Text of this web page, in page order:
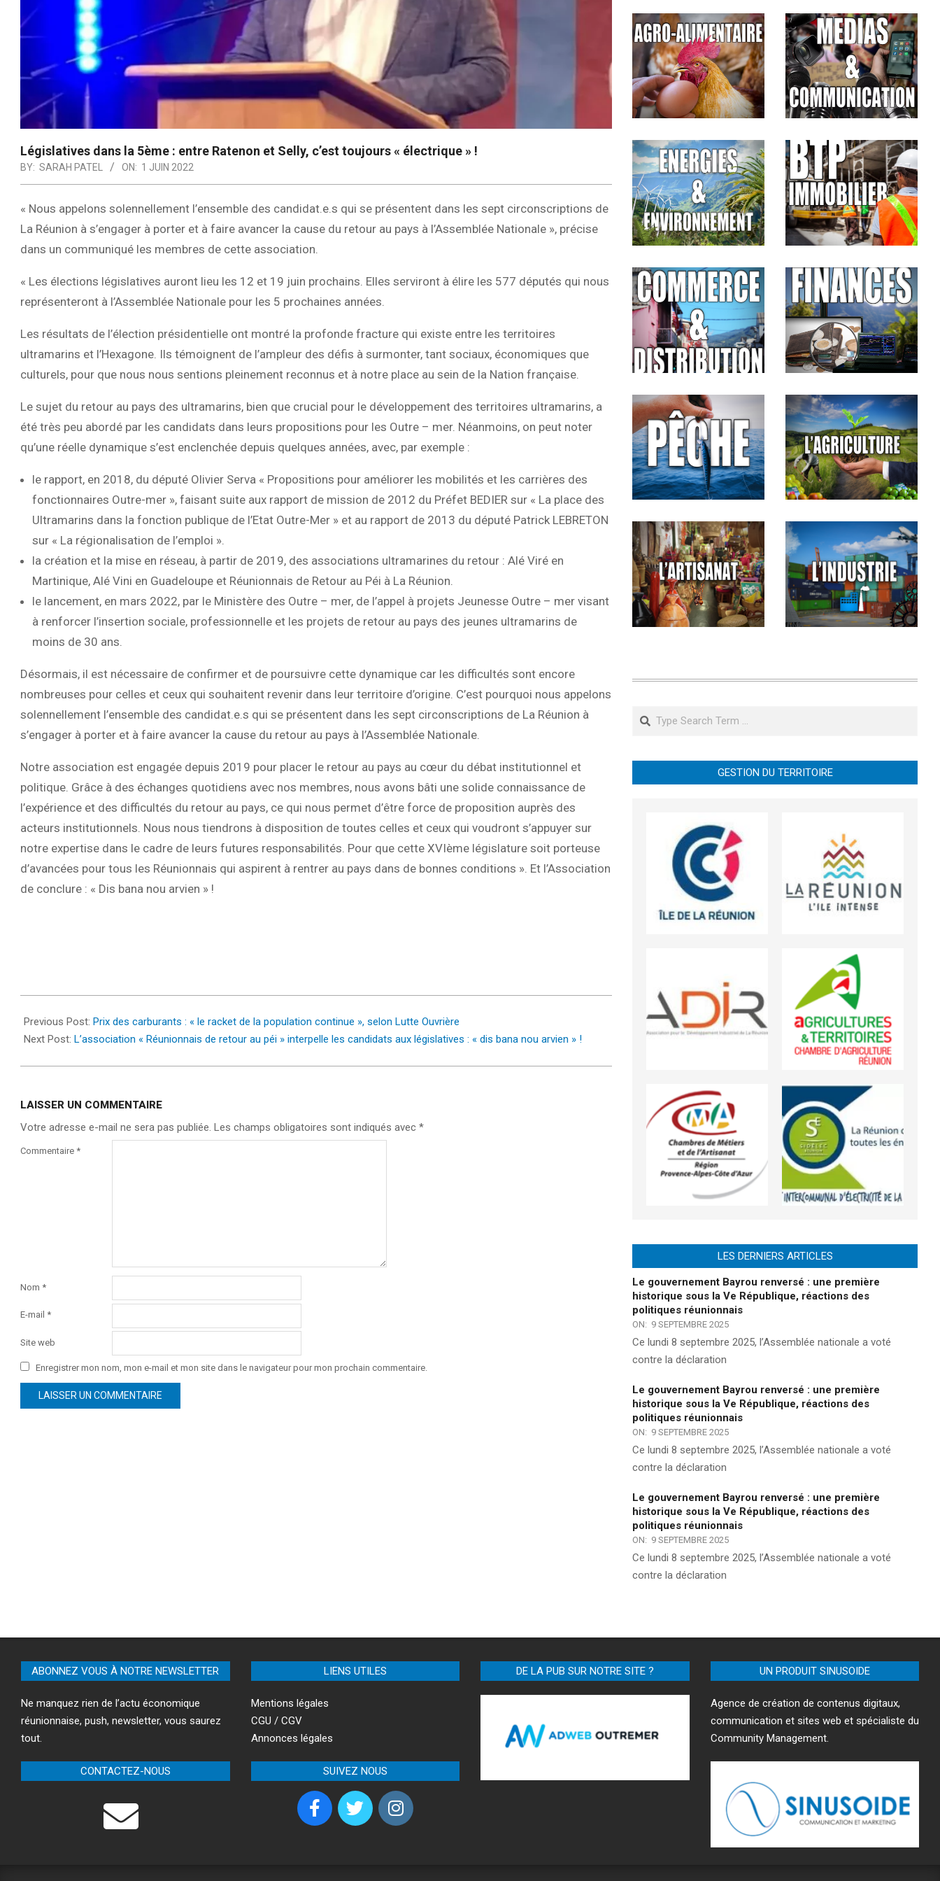
Législatives dans la 5ème : entre Ratenon et Selly, c’est toujours « électrique » !
BY: SARAH PATEL ON: 1 JUIN 2022
« Nous appelons solennellement l’ensemble des candidat.e.s qui se présentent dans les sept circonscriptions de
La Réunion à s’engager à porter et à faire avancer la cause du retour au pays à l’Assemblée Nationale », précise
dans un communiqué les membres de cette association.
« Les élections législatives auront lieu les 12 et 19 juin prochains. Elles serviront à élire les 577 députés qui nous
représenteront à l’Assemblée Nationale pour les 5 prochaines années.
Les résultats de l’élection présidentielle ont montré la profonde fracture qui existe entre les territoires
ultramarins et l’Hexagone. Ils témoignent de l’ampleur des défis à surmonter, tant sociaux, économiques que
culturels, pour que nous nous sentions pleinement reconnus et à notre place au sein de la Nation française.
Le sujet du retour au pays des ultramarins, bien que crucial pour le développement des territoires ultramarins, a
été très peu abordé par les candidats dans leurs propositions pour les Outre – mer. Néanmoins, on peut noter
qu’une réelle dynamique s’est enclenchée depuis quelques années, avec, par exemple :
le rapport, en 2018, du député Olivier Serva « Propositions pour améliorer les mobilités et les carrières des
fonctionnaires Outre-mer », faisant suite aux rapport de mission de 2012 du Préfet BEDIER sur « La place des
Ultramarins dans la fonction publique de l’Etat Outre-Mer » et au rapport de 2013 du député Patrick LEBRETON
sur « La régionalisation de l’emploi ».
la création et la mise en réseau, à partir de 2019, des associations ultramarines du retour : Alé Viré en
Martinique, Alé Vini en Guadeloupe et Réunionnais de Retour au Péi à La Réunion.
le lancement, en mars 2022, par le Ministère des Outre – mer, de l’appel à projets Jeunesse Outre – mer visant
à renforcer l’insertion sociale, professionnelle et les projets de retour au pays des jeunes ultramarins de
moins de 30 ans.
Désormais, il est nécessaire de confirmer et de poursuivre cette dynamique car les difficultés sont encore
nombreuses pour celles et ceux qui souhaitent revenir dans leur territoire d’origine. C’est pourquoi nous appelons
solennellement l’ensemble des candidat.e.s qui se présentent dans les sept circonscriptions de La Réunion à
s’engager à porter et à faire avancer la cause du retour au pays à l’Assemblée Nationale.
Notre association est engagée depuis 2019 pour placer le retour au pays au cœur du débat institutionnel et
politique. Grâce à des échanges quotidiens avec nos membres, nous avons bâti une solide connaissance de
l’expérience et des difficultés du retour au pays, ce qui nous permet d’être force de proposition auprès des
acteurs institutionnels. Nous nous tiendrons à disposition de toutes celles et ceux qui voudront s’appuyer sur
notre expertise dans le cadre de leurs futures responsabilités. Pour que cette XVIème législature soit porteuse
d’avancées pour tous les Réunionnais qui aspirent à rentrer au pays dans de bonnes conditions ». Et l’Association
de conclure : « Dis bana nou arvien » !
06-
01
Previous Post: Prix des carburants : « le racket de la population continue », selon Lutte Ouvrière
Next Post: L’association « Réunionnais de retour au péi » interpelle les candidats aux législatives : « dis bana nou arvien » !
LAISSER UN COMMENTAIRE
Votre adresse e-mail ne sera pas publiée. Les champs obligatoires sont indiqués avec *
Commentaire *
Nom *
E-mail *
Site web
Enregistrer mon nom, mon e-mail et mon site dans le navigateur pour mon prochain commentaire.
Search
GESTION DU TERRITOIRE
LES DERNIERS ARTICLES
Le gouvernement Bayrou renversé : une première
historique sous la Ve République, réactions des
politiques réunionnais
ON: 9 SEPTEMBRE 2025
Ce lundi 8 septembre 2025, l’Assemblée nationale a voté
contre la déclaration
Le gouvernement Bayrou renversé : une première
historique sous la Ve République, réactions des
politiques réunionnais
ON: 9 SEPTEMBRE 2025
Ce lundi 8 septembre 2025, l’Assemblée nationale a voté
contre la déclaration
Le gouvernement Bayrou renversé : une première
historique sous la Ve République, réactions des
politiques réunionnais
ON: 9 SEPTEMBRE 2025
Ce lundi 8 septembre 2025, l’Assemblée nationale a voté
contre la déclaration
ABONNEZ VOUS À NOTRE NEWSLETTER
Ne manquez rien de l’actu économique
réunionnaise, push, newsletter, vous saurez
tout.
CONTACTEZ-NOUS
LIENS UTILES
Mentions légales
CGU / CGV
Annonces légales
SUIVEZ NOUS
DE LA PUB SUR NOTRE SITE ? UN PRODUIT SINUSOIDE
Agence de création de contenus digitaux,
communication et sites web et spécialiste du
Community Management.